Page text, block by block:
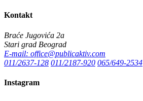
Kontakt
Braće Jugovića 2a
Stari grad Beograd
E-mail: office@publicaktiv.com
011/2637-128 011/2187-920 065/649-2534
Instagram